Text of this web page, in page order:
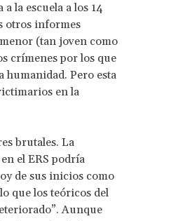
la escuela a los 14
otros informes
(tan joven como
crímenes por los que
humanidad. Pero esta
en la
brutales. La
el ERS podría
de sus inicios como
que los teóricos del
Aunque